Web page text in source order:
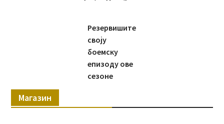
Резервишите
своју
боемску
епизоду ове
сезоне
Магазин